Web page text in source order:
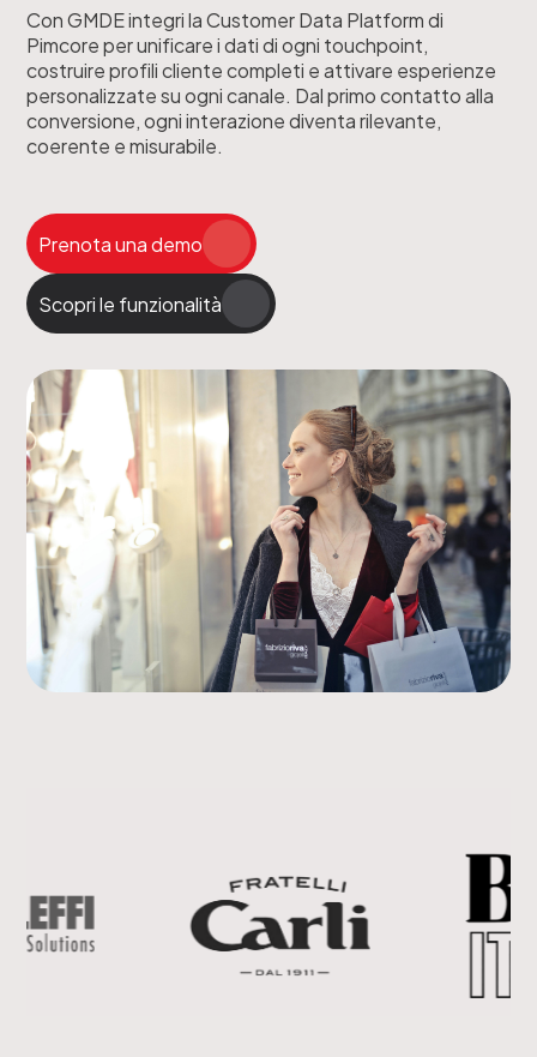
Con GMDE integri la Customer Data Platform di
Pimcore per unificare i dati di ogni touchpoint,
costruire profili cliente completi e attivare esperienze
personalizzate su ogni canale. Dal primo contatto alla
conversione, ogni interazione diventa rilevante,
coerente e misurabile.
Prenota una demo
Scopri le funzionalità